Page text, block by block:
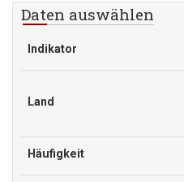
Daten auswählen
Indikator
Land
Häufigkeit